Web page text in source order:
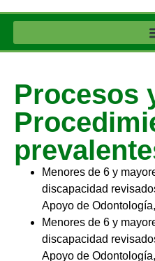
Procesos
Menores de 6 y
discapacidad
Apoyo de
Menores de 6 y
discapacidad
Apoyo de